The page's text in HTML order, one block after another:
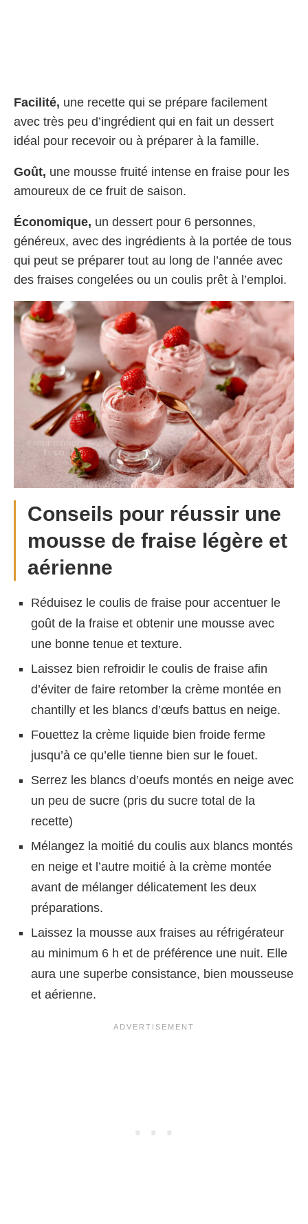
Facilité, une recette qui se prépare facilement
avec très peu d’ingrédient qui en fait un dessert
idéal pour recevoir ou à préparer à la famille.
Goût, une mousse fruité intense en fraise pour les
amoureux de ce fruit de saison.
Économique, un dessert pour 6 personnes,
généreux, avec des ingrédients à la portée de tous
qui peut se préparer tout au long de l’année avec
des fraises congelées ou un coulis prêt à l’emploi.
Conseils pour réussir une
mousse de fraise légère et
aérienne
Réduisez le coulis de fraise pour accentuer le
goût de la fraise et obtenir une mousse avec
une bonne tenue et texture.
Laissez bien refroidir le coulis de fraise afin
d’éviter de faire retomber la crème montée en
chantilly et les blancs d’œufs battus en neige.
Fouettez la crème liquide bien froide ferme
jusqu’à ce qu’elle tienne bien sur le fouet.
Serrez les blancs d’oeufs montés en neige avec
un peu de sucre (pris du sucre total de la
recette)
Mélangez la moitié du coulis aux blancs montés
en neige et l’autre moitié à la crème montée
avant de mélanger délicatement les deux
préparations.
Laissez la mousse aux fraises au réfrigérateur
au minimum 6 h et de préférence une nuit. Elle
aura une superbe consistance, bien mousseuse
et aérienne.